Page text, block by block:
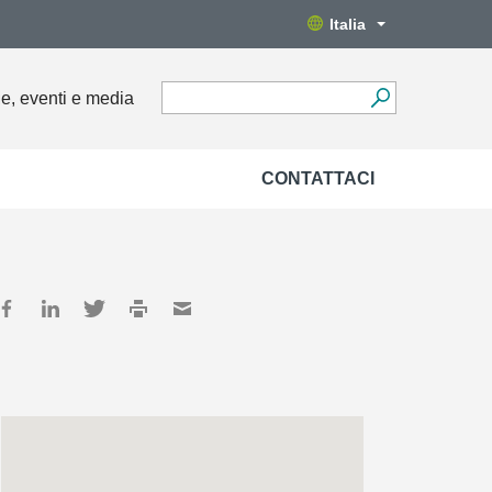
Italia
eventi e media
CONTATTACI